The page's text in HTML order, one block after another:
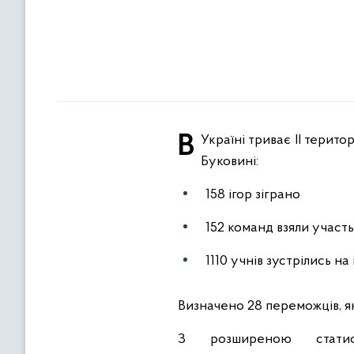
В Україні триває ІІ територіальний етап змагань «Пліч-о-пліч Всеукраїнські шкільні ліги». За минулий тиждень на Буковині:
158 ігор зіграно
152 команд взяли
1110 учнів зустрілись
Визначено 28 переможців,
З розширеною